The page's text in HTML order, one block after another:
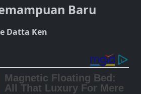
Baru
Datta Ken